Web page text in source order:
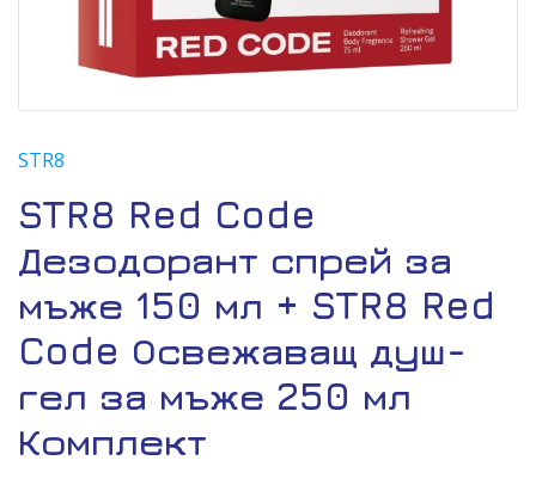
STR8
STR8 Red Code
Дезодорант спрей за
мъже 150 мл + STR8 Red
Code Освежаващ душ-
гел за мъже 250 мл
Комплект